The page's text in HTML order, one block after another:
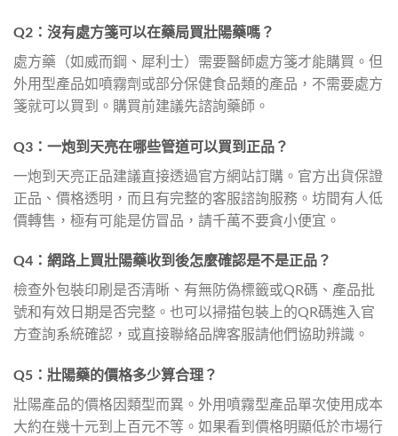
Q2：沒有處方箋可以在藥局買壯陽藥嗎？
處方藥（如威而鋼、犀利士）需要醫師處方箋才能購買。但
外用型產品如噴霧劑或部分保健食品類的產品，不需要處方
箋就可以買到。購買前建議先諮詢藥師。
Q3：一炮到天亮在哪些管道可以買到正品？
一炮到天亮正品建議直接透過官方網站訂購。官方出貨保證
正品、價格透明，而且有完整的客服諮詢服務。坊間有人低
價轉售，極有可能是仿冒品，請千萬不要貪小便宜。
Q4：網路上買壯陽藥收到後怎麼確認是不是正品？
檢查外包裝印刷是否清晰、有無防偽標籤或QR碼、產品批
號和有效日期是否完整。也可以掃描包裝上的QR碼進入官
方查詢系統確認，或直接聯絡品牌客服請他們協助辨識。
Q5：壯陽藥的價格多少算合理？
壯陽產品的價格因類型而異。外用噴霧型產品單次使用成本
大約在幾十元到上百元不等。如果看到價格明顯低於市場行